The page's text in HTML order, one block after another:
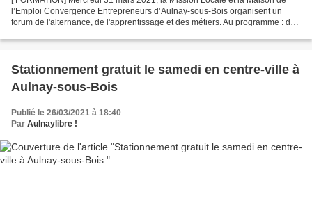
l’Emploi Convergence Entrepreneurs d’Aulnay-sous-Bois organisent un
forum de l'alternance, de l'apprentissage et des métiers. Au programme : de
Stationnement gratuit le samedi en centre-ville à
Aulnay-sous-Bois
Publié le 26/03/2021 à 18:40
Par Aulnaylibre !